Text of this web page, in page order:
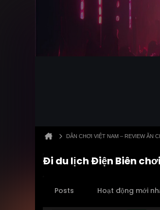
DÂN CHƠI VIỆT NAM – REVIEW ĂN
Đi du lịch Điện Biên
Posts Hoạt động mới